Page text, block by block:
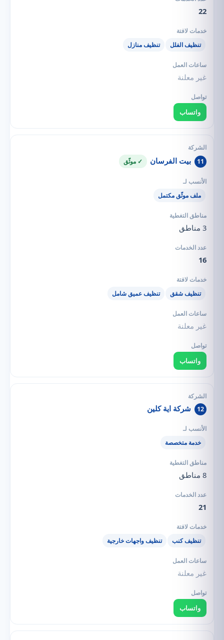
22
تنظيف الفلل تنظيف منازل
غير معلنة
واتساب
11 بيت الفرسان ✓ موثّق
ملف موثّق مكتمل
3 مناطق
16
تنظيف شقق تنظيف عميق شامل
غير معلنة
واتساب
12 شركة اية كلين
خدمة متخصصة
8 مناطق
21
تنظيف كنب تنظيف واجهات خارجية
غير معلنة
واتساب